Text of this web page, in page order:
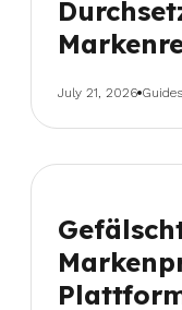
July 21, 2026